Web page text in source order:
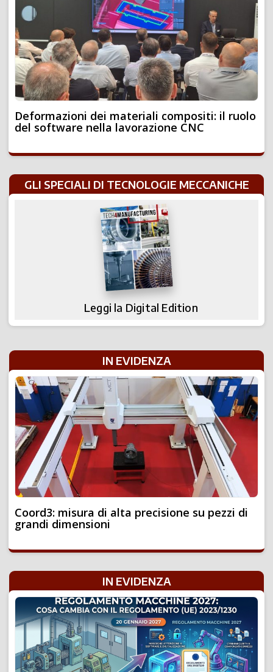
Deformazioni dei materiali compositi: il ruolo
del software nella lavorazione CNC
GLI SPECIALI DI TECNOLOGIE MECCANICHE
Leggi la Digital Edition
IN EVIDENZA
Coord3: misura di alta precisione su pezzi di
grandi dimensioni
IN EVIDENZA